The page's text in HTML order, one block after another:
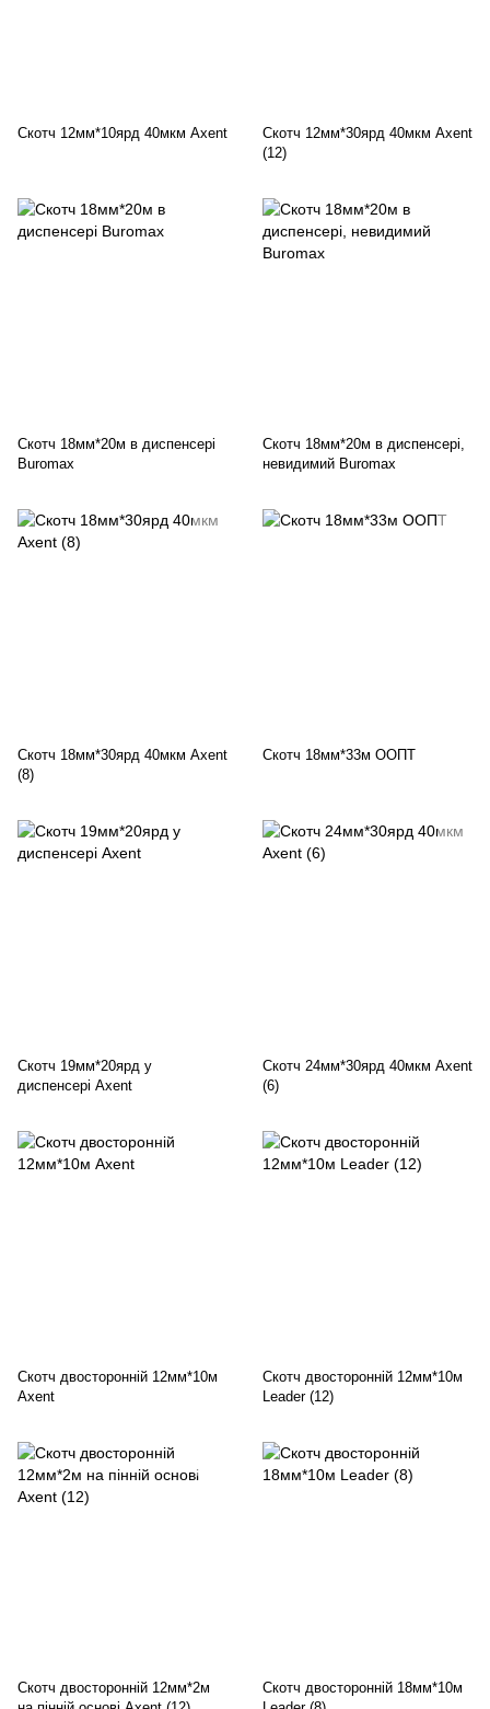
Скотч 12мм*10ярд 40мкм Axent
Скотч 12мм*30ярд 40мкм Axent
(12)
Скотч 18мм*20м в диспенсері
Buromax
Скотч 18мм*20м в диспенсері,
невидимий Buromax
Скотч 18мм*30ярд 40мкм Axent
(8)
Скотч 18мм*33м ООПТ
Скотч 19мм*20ярд у
диспенсері Axent
Скотч 24мм*30ярд 40мкм Axent
(6)
Скотч двосторонній 12мм*10м
Axent
Скотч двосторонній 12мм*10м
Leader (12)
Скотч двосторонній 12мм*2м
Скотч двосторонній 18мм*10м